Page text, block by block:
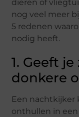
dieren of
nog veel meer
5 redenen
nodig heeft.
1. Geeft
donkere
Een nachtkijker
onthullen in